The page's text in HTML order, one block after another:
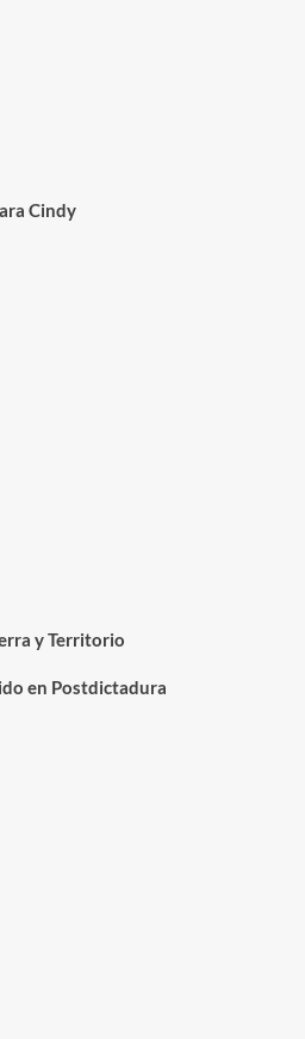
Cindy
y Territorio
en Postdictadura